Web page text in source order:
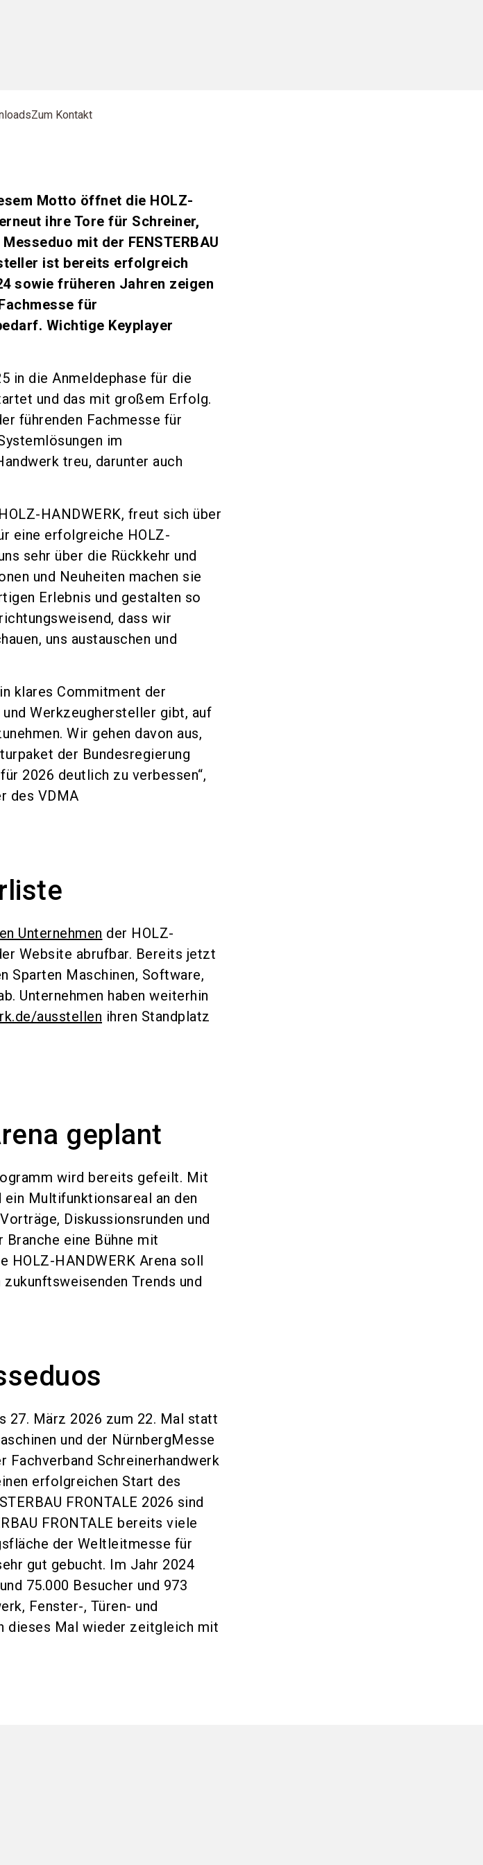
Zum Kontakt
Motto öffnet die HOLZ-
ihre Tore für Schreiner,
mit der FENSTERBAU
ist bereits erfolgreich
sowie früheren Jahren zeigen
für
Wichtige Keyplayer
in die Anmeldephase für die
und das mit großem Erfolg.
führenden Fachmesse für
im
treu, darunter auch
HANDWERK, freut sich über
eine erfolgreiche HOLZ-
sehr über die Rückkehr und
und Neuheiten machen sie
Erlebnis und gestalten so
dass wir
uns austauschen und
klares Commitment der
Werkzeughersteller gibt, auf
Wir gehen davon aus,
der Bundesregierung
2026 deutlich zu verbessen“,
des VDMA
Unternehmen der HOLZ-
Website abrufbar. Bereits jetzt
Sparten Maschinen, Software,
Unternehmen haben weiterhin
ausstellen ihren Standplatz
geplant
wird bereits gefeilt. Mit
ein Multifunktionsareal an den
Diskussionsrunden und
eine Bühne mit
HOLZ-HANDWERK Arena soll
Trends und
27. März 2026 zum 22. Mal statt
und der NürnbergMesse
Schreinerhandwerk
erfolgreichen Start des
FRONTALE 2026 sind
FRONTALE bereits viele
der Weltleitmesse für
gut gebucht. Im Jahr 2024
75.000 Besucher und 973
Fenster-, Türen- und
dieses Mal wieder zeitgleich mit